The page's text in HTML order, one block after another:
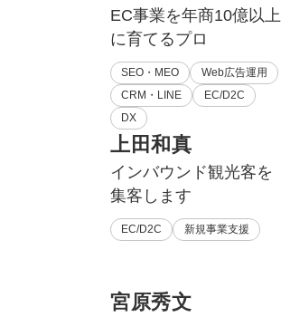
EC事業を年商10億以上
に育てるプロ
SEO・MEO
Web広告運用
CRM・LINE
EC/D2C
DX
上田和真
インバウンド観光客を
集客します
EC/D2C 新規事業支援
宮原秀文